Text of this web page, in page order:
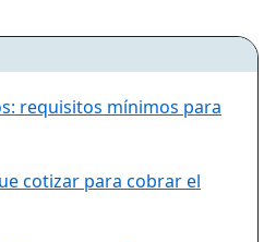
requisitos mínimos para
cotizar para cobrar el